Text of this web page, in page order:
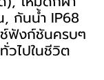
กันน้ำ IP68
ช์ฟังก์ชันครบๆ
วไปในชีวิต